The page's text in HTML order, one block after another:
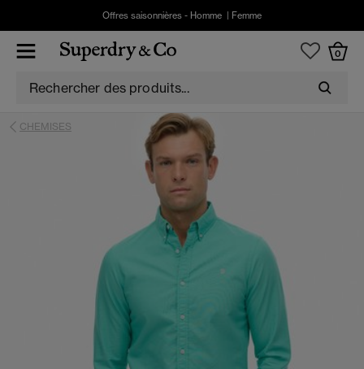
Offres saisonnières - Homme Femme
0
CHEMISES